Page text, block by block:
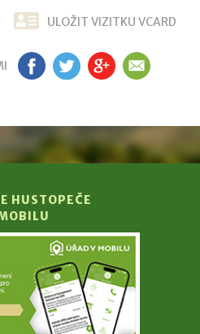
ULOŽIT VIZITKU VCARD
FB TW G+ EM
HUSTOPEČE